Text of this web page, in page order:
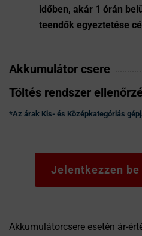
időben, akár 1 órán
teendők egyeztetése
Akkumulátor csere
Töltés rendszer
*Az árak Kis- és Középkategóriás
Jelentkezzen
Akkumulátorcsere esetén ár-